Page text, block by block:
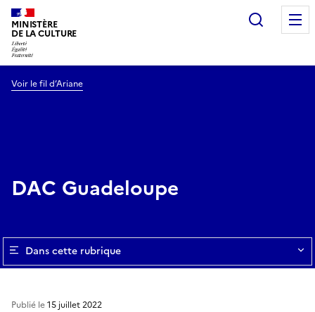
MINISTÈRE
DE LA CULTURE
Voir le fil d’Ariane
DAC Guadeloupe
Dans cette rubrique
Publié le15 juillet 2022